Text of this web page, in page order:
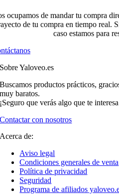
ocupamos de mandar tu compra
de tu compra en tiempo real.
caso estamos para
Sobre Yaloveo.es
Buscamos productos prácticos,
muy baratos.
¡Seguro que verás algo que te
Contactar con nosotros
Acerca de:
Aviso legal
Condiciones generales de venta
Política de privacidad
Seguridad
Programa de afiliados